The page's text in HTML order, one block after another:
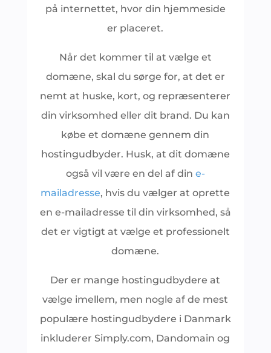
på internettet, hvor din hjemmeside
er placeret.
Når det kommer til at vælge et
domæne, skal du sørge for, at det er
nemt at huske, kort, og repræsenterer
din virksomhed eller dit brand. Du kan
købe et domæne gennem din
hostingudbyder. Husk, at dit domæne
også vil være en del af din e-
mailadresse, hvis du vælger at oprette
en e-mailadresse til din virksomhed, så
det er vigtigt at vælge et professionelt
domæne.
Der er mange hostingudbydere at
vælge imellem, men nogle af de mest
populære hostingudbydere i Danmark
inkluderer Simply.com, Dandomain og